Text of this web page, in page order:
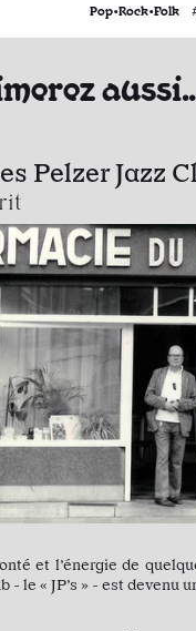
Pop•Rock•Folk
Pelzer Jazz
et l’énergie de
- le « JP’s » - est devenu